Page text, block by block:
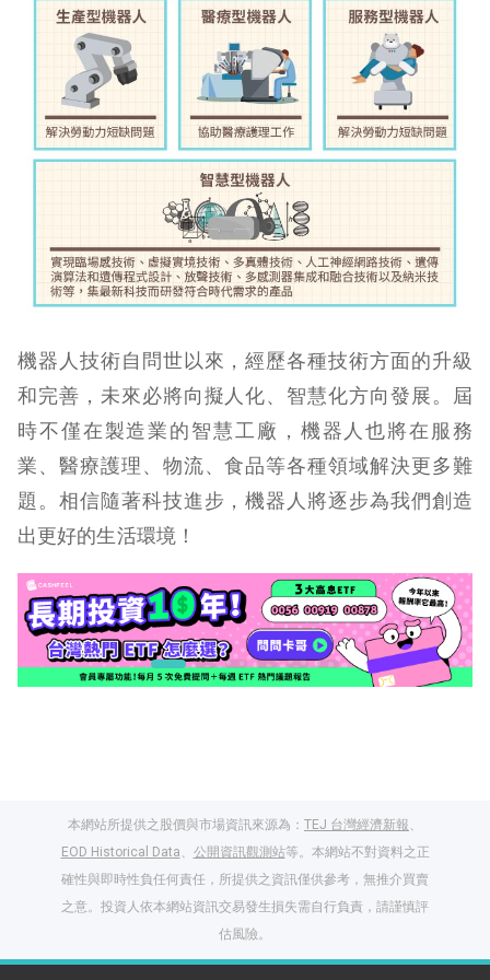
機器人技術自問世以來，經歷各種技術方面的升級
和完善，未來必將向擬人化、智慧化方向發展。屆
時不僅在製造業的智慧工廠，機器人也將在服務
業、醫療護理、物流、食品等各種領域解決更多難
題。相信隨著科技進步，機器人將逐步為我們創造
出更好的生活環境！
本網站所提供之股價與市場資訊來源為： TEJ 台灣經濟新報
EOD Historical Data
公開資訊觀測站等。本網站不對資料之正
確性與即時性負任何責任，所提供之資訊僅供參考，無推介買賣
之意。投資人依本網站資訊交易發生損失需自行負責，請謹慎評
估風險。